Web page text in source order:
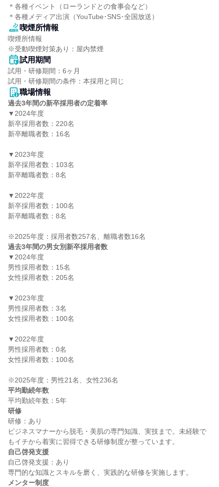
＊各種イベント（ローランドとの食事会など）
＊各種メディア出演（YouTube･SNS･全国放送）
喫煙所情報
喫煙所情報
※受動喫煙対策あり：屋内禁煙
試用期間
試用・研修期間：6ヶ月
職場情報
過去3年間の新卒採用者の定着率
▼2024年度
新卒採用者数：220名
新卒離職者数：16名
▼2023年度
新卒採用者数：103名
新卒離職者数：8名
▼2022年度
新卒採用者数：100名
新卒離職者数：8名
過去3年間の男女別新卒採用者数
▼2024年度
男性採用者数：15名
女性採用者数：205名
▼2023年度
男性採用者数：3名
女性採用者数：100名
▼2022年度
男性採用者数：0名
女性採用者数：100名
平均勤続年数
研修
研修：あり
ビジネスマナーから脱毛・美肌の専門知識、実技まで。未経験で
自己啓発支援
自己啓発支援：あり
メンター制度